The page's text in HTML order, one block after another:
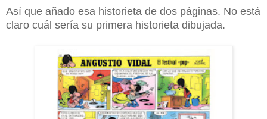
Así que añado esa historieta de dos páginas. No está
claro cuál sería su primera historieta dibujada.